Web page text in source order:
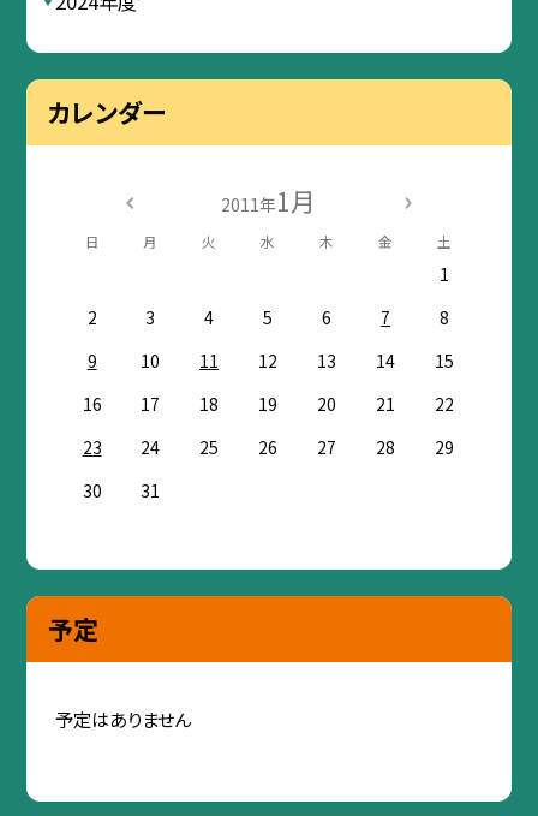
カレンダー
2011年1月
日 月 火 水 木 金 土
1
2
3 4 5 6 7
8
9
10 11 12 13 14
15
16
17 18 19 20 21
22
23
24 25 26 27 28
29
30
31
予定
予定はありません